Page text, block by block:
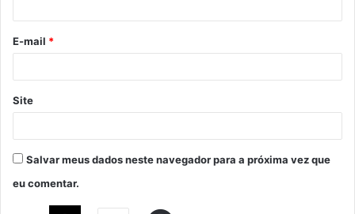
E-mail *
Site
Salvar meus dados neste navegador para a próxima vez que
eu comentar.